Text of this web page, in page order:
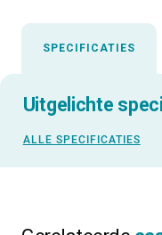
SPECIFICATIES
Uitgelichte
ALLE SPECIFICATIES